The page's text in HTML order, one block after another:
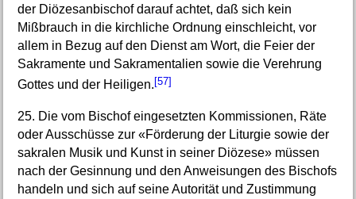
der Diözesanbischof darauf achtet, daß sich kein
Mißbrauch in die kirchliche Ordnung einschleicht, vor
allem in Bezug auf den Dienst am Wort, die Feier der
Sakramente und Sakramentalien sowie die Verehrung
Gottes und der Heiligen.[57]
25. Die vom Bischof eingesetzten Kommissionen, Räte
oder Ausschüsse zur «Förderung der Liturgie sowie der
sakralen Musik und Kunst in seiner Diözese» müssen
nach der Gesinnung und den Anweisungen des Bischofs
handeln und sich auf seine Autorität und Zustimmung